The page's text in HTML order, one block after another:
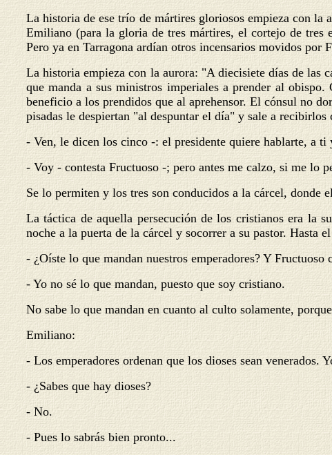
La historia de ese trío de mártires gloriosos empieza con
Emiliano (para la gloria de tres mártires, el cortejo de tres
Pero ya en Tarragona ardían otros incensarios movidos por
La historia empieza con la aurora: "A diecisiete días de las
que manda a sus ministros imperiales a prender al
beneficio a los prendidos que al aprehensor. El cónsul no
pisadas le despiertan "al despuntar el día" y sale a recibirlos
- Ven, le dicen los cinco -: el presidente quiere hablarte, a ti
- Voy - contesta Fructuoso -; pero antes me calzo, si me lo
Se lo permiten y los tres son conducidos a la cárcel, donde
La táctica de aquella persecución de los cristianos era la
noche a la puerta de la cárcel y socorrer a su pastor. Hasta
- ¿Oíste lo que mandan nuestros emperadores? Y Fructuoso
- Yo no sé lo que mandan, puesto que soy cristiano.
No sabe lo que mandan en cuanto al culto solamente,
Emiliano:
- Los emperadores ordenan que los dioses sean venerados.
- ¿Sabes que hay dioses?
- No.
- Pues lo sabrás bien pronto...